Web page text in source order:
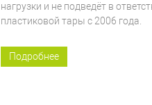
нагрузки и не подведёт в
пластиковой тары с 2006 года.
Подробнее